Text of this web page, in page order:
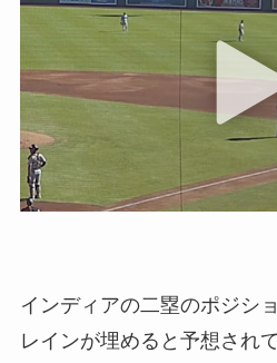
インディアの二塁のポジシ
レインが埋めると予想され